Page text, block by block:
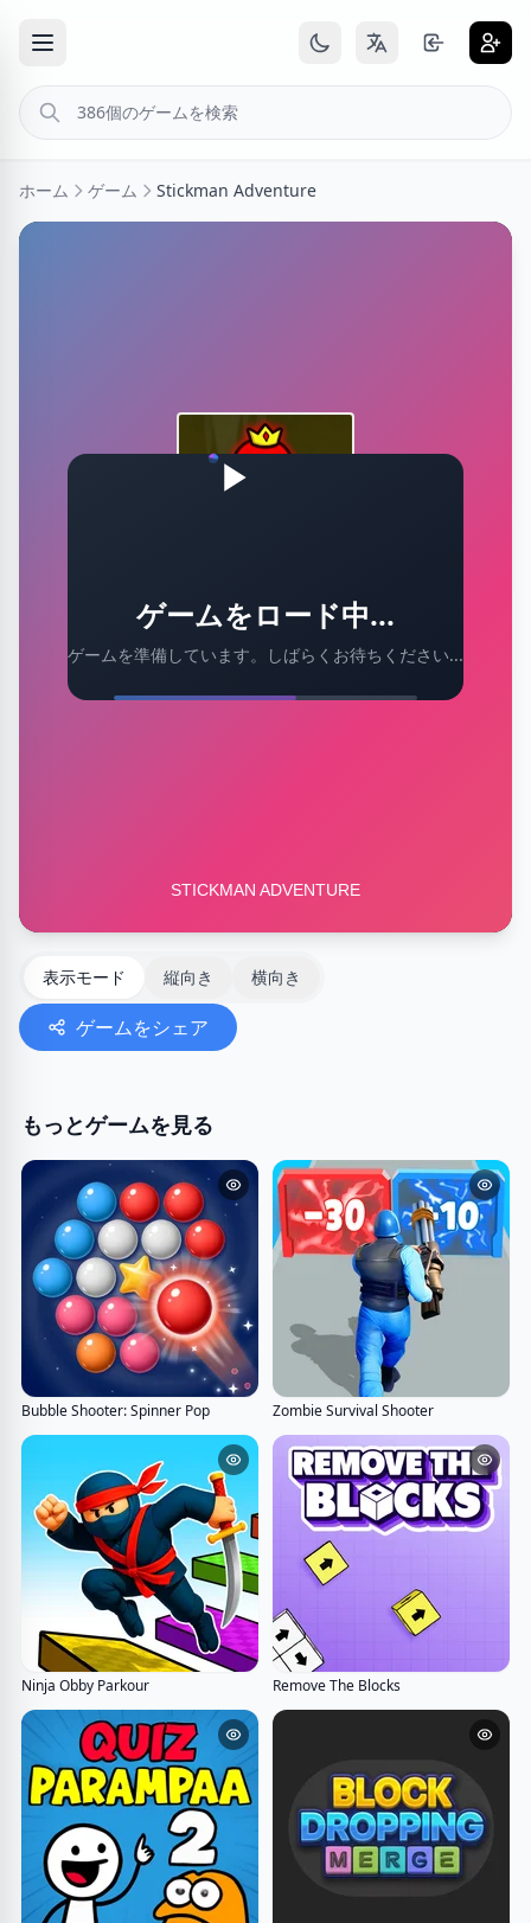
ホーム ゲーム Stickman Adventure
ゲームをロード中...
ゲームを準備しています。しばらくお待ちください...
表示モード 縦向き 横向き
ゲームをシェア
もっとゲームを見る
Bubble Shooter: Spinner Pop Zombie Survival Shooter
Ninja Obby Parkour Remove The Blocks